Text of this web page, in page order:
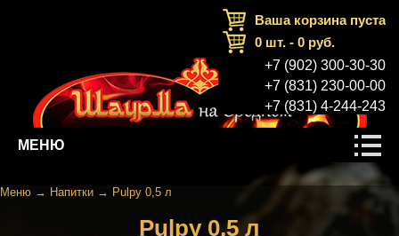
Ваша корзина пуста
0 шт. - 0 руб.
+7 (902) 300-30-30
+7 (831) 230-00-00
+7 (831) 4-244-243
МЕНЮ
Меню → Напитки → Pulpy 0,5 л
Pulpy 0,5 л